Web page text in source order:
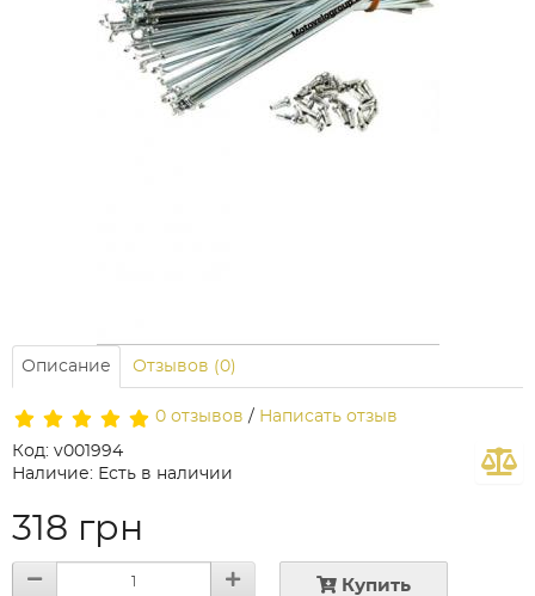
Описание Отзывов (0)
0 отзывов / Написать отзыв
Код: v001994
Наличие: Есть в наличии
318 грн
Купить